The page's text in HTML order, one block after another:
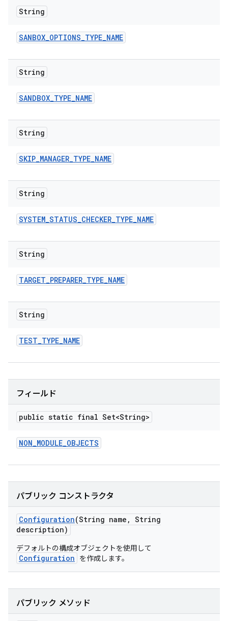
String
SANBOX_OPTIONS_TYPE_NAME
String
SANDBOX_TYPE_NAME
String
SKIP_MANAGER_TYPE_NAME
String
SYSTEM_STATUS_CHECKER_TYPE_NAME
String
TARGET_PREPARER_TYPE_NAME
String
TEST_TYPE_NAME
フィールド
public static final Set<String>
NON_MODULE_OBJECTS
パブリック コンストラクタ
Configuration(String name , String
description)
デフォルトの構成オブジェクトを使用して
Configuration を作成します。
パブリック メソッド